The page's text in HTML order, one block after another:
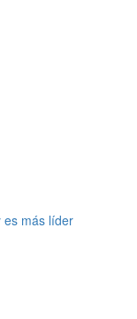
es más líder